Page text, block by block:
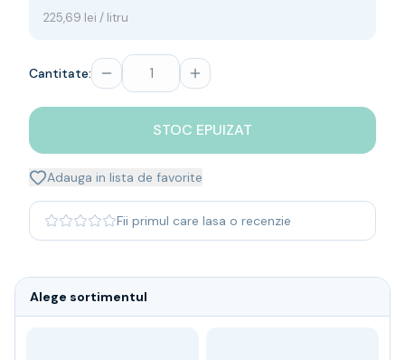
Sampanie
Bourbon
Blanded Japanese
Coniac & Brandy
Gin
Tequila
225,69 lei / litru
Cantitate:
STOC EPUIZAT
Adauga in lista de favorite
Fii primul care lasa o recenzie
Alege sortimentul